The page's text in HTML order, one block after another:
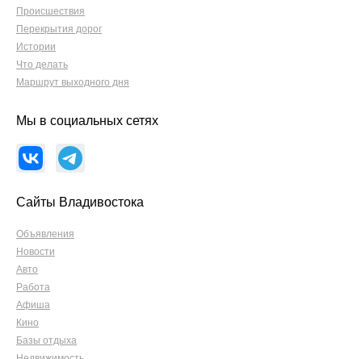
Происшествия
Перекрытия дорог
Истории
Что делать
Маршрут выходного дня
Мы в социальных сетях
Сайты Владивостока
Объявления
Новости
Авто
Работа
Афиша
Кино
Базы отдыха